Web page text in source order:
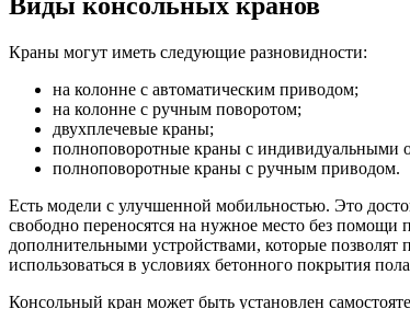
Виды консольных кранов
Краны могут иметь следующие разновидности:
на колонне с автоматическим приводом;
на колонне с ручным поворотом;
двухплечевые краны;
полноповоротные краны с индивидуальными
полноповоротные краны с ручным приводом.
Есть модели с улучшенной мобильностью. Это
свободно переносятся на нужное место без помощи
дополнительными устройствами, которые
использоваться в условиях бетонного покрытия
Консольный кран может быть установлен